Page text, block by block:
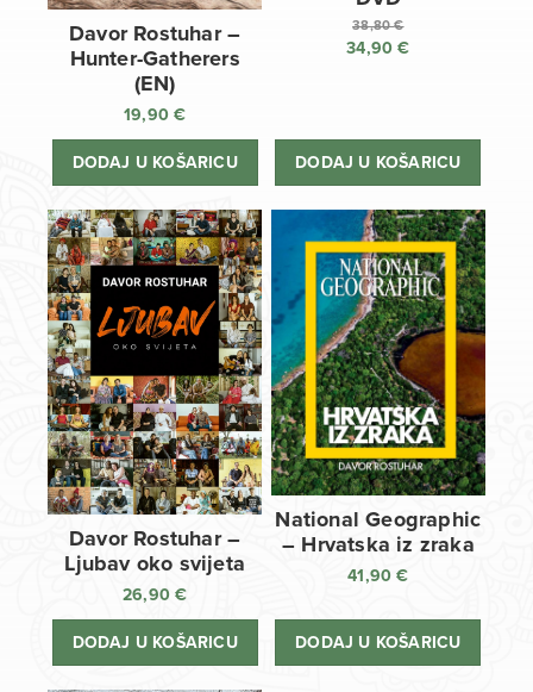
Davor Rostuhar –
Hunter-Gatherers
(EN)
19,90€
DODAJ U KOŠARICU
38,80€
Izvorna
38,80 €.
34,90€
34,90 €.
DODAJ U KOŠARICU
Davor Rostuhar –
Ljubav oko svijeta
26,90€
DODAJ U KOŠARICU
National Geographic
– Hrvatska iz zraka
41,90€
DODAJ U KOŠARICU